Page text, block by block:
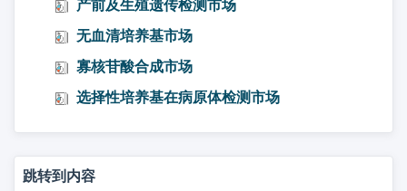
产前及生殖遗传检测市场
无血清培养基市场
寡核苷酸合成市场
选择性培养基在病原体检测市场
跳转到内容